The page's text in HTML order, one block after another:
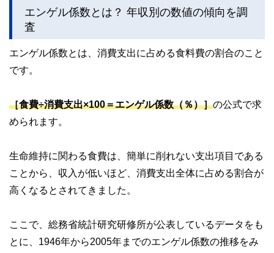
をわかりやすく発信している点です。
執筆者・監修者による執筆体制を築くことで、内容のわかり
やすさはもちろんのこと、読み応えのあるコンテンツと確か
エンゲル係数とは？ 年収別の数値の傾向を調
査
エンゲル係数とは、消費支出に占める食料費の割合のこと
です。
［食費÷消費支出×100＝エンゲル係数（％）］の公式で求
められます。
生命維持に関わる食費は、簡単に削れない支出項目である
ことから、収入が低いほど、消費支出全体に占める割合が
高くなるとされてきました。
ここで、総務省統計研究研修所が公表しているデータをも
とに、1946年から2005年までのエンゲル係数の推移をみ